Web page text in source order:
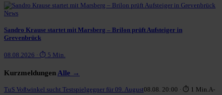
News
Sandro Krause startet mit Marsberg – Brilon prüft Aufsteiger in
Grevenbrück
08.08.2026 · ⏱ 5 Min.
Kurzmeldungen Alle →
TuS Voßwinkel sucht Testspielgegner für 09. August08.08. 20:00 · ⏱ 1 Min.A-